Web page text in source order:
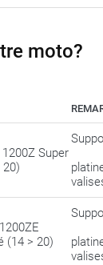
moto?
Super
20)
(14 > 20)